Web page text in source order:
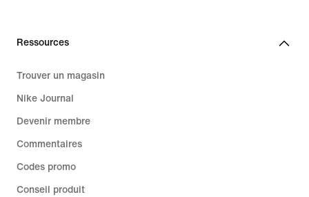
Ressources
Trouver un magasin
Nike Journal
Devenir membre
Commentaires
Codes promo
Conseil produit